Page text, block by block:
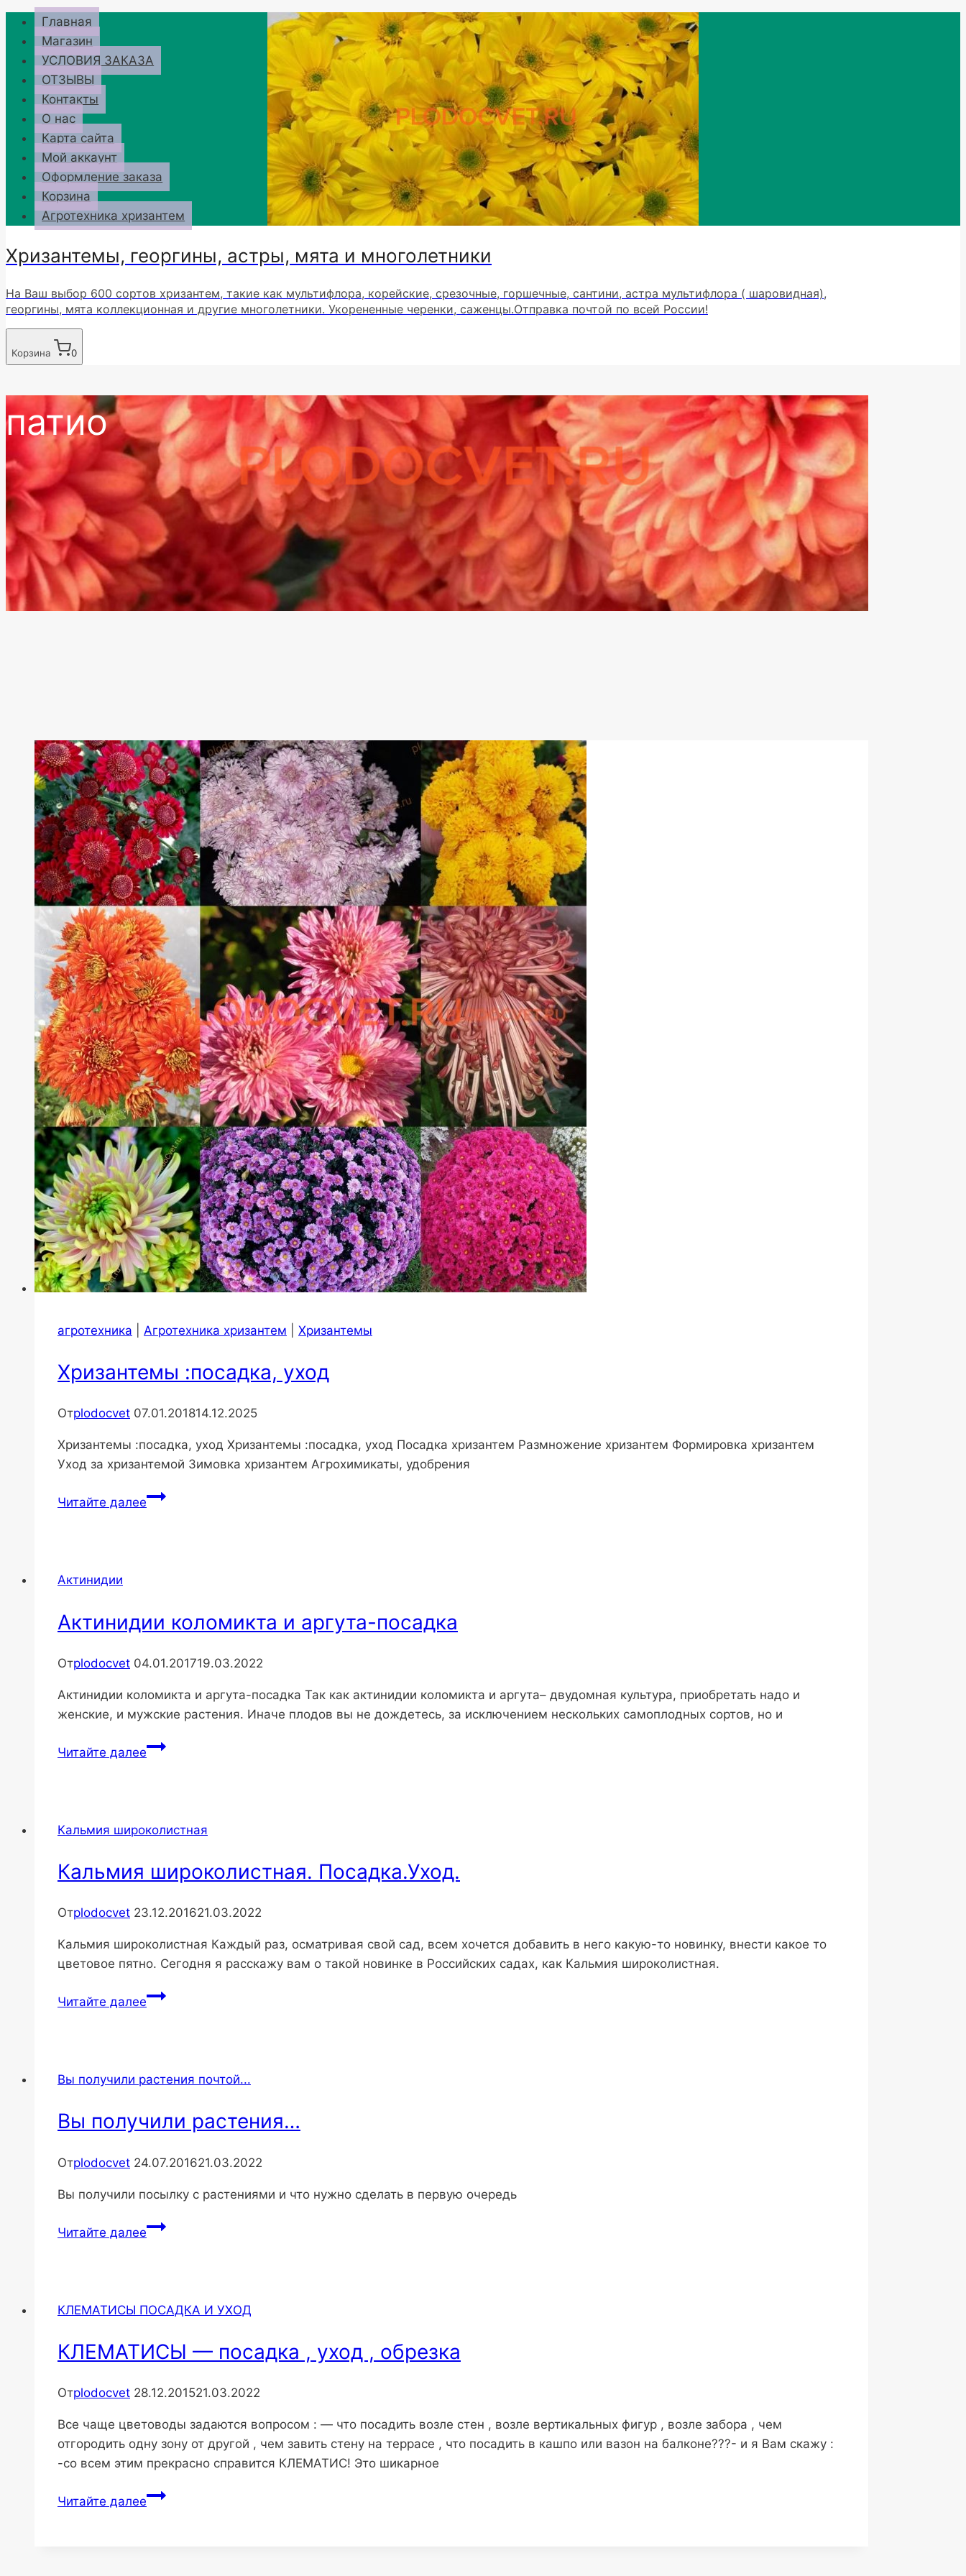
Перейти
содержимому
Главная
Магазин
УСЛОВИЯ ЗАКАЗА
ОТЗЫВЫ
Контакты
О нас
Карта сайта
Мой аккаунт
Оформление заказа
Корзина
Агротехника хризантем
Хризантемы, георгины, астры, мята и многолетники
На Ваш выбор 600 сортов хризантем, такие как мультифлора, корейские, срезочные, горшечные, сантини, астра мультифлора ( шаровидная),
георгины, мята коллекционная и другие многолетники. Укорененные черенки, саженцы.Отправка почтой по всей России!
Корзина 0
патио
агротехника Агротехника хризантем Хризантемы
Хризантемы :посадка, уход
Отplodocvet 07.01.201814.12.2025
Хризантемы :посадка, уход Хризантемы :посадка, уход Посадка хризантем Размножение хризантем Формировка хризантем
Уход за хризантемой Зимовка хризантем Агрохимикаты, удобрения
Читайте далееХризантемы
Актинидии
Актинидии коломикта и аргута-посадка
Отplodocvet 04.01.201719.03.2022
Актинидии коломикта и аргута-посадка Так как актинидии коломикта и аргута– двудомная культура, приобретать надо и
женские, и мужские растения. Иначе плодов вы не дождетесь, за исключением нескольких самоплодных сортов, но и
Читайте далееАктинидии
Кальмия широколистная
Кальмия широколистная. Посадка.Уход.
Отplodocvet 23.12.201621.03.2022
Кальмия широколистная Каждый раз, осматривая свой сад, всем хочется добавить в него какую-то новинку, внести какое то
цветовое пятно. Сегодня я расскажу вам о такой новинке в Российских садах, как Кальмия широколистная.
Читайте далееКальмия
Вы получили растения почтой...
Вы получили растения…
Отplodocvet 24.07.201621.03.2022
Вы получили посылку с растениями и что нужно сделать в первую очередь
Читайте далееВы
КЛЕМАТИСЫ ПОСАДКА И УХОД
КЛЕМАТИСЫ — посадка , уход , обрезка
Отplodocvet 28.12.201521.03.2022
Все чаще цветоводы задаются вопросом : — что посадить возле стен , возле вертикальных фигур , возле забора , чем
отгородить одну зону от другой , чем завить стену на террасе , что посадить в кашпо или вазон на балконе???- и я Вам скажу :
-со всем этим прекрасно справится КЛЕМАТИС! Это шикарное
Читайте далееКЛЕМАТИСЫ